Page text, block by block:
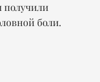
получили
боли.